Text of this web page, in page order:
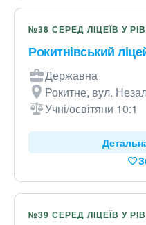
№38 СЕРЕД ЛІЦЕЇВ У
Рокитнівський
Державна
Рокитне, вул.
Учні/освітяни 10:1
№39 СЕРЕД ЛІЦЕЇВ У